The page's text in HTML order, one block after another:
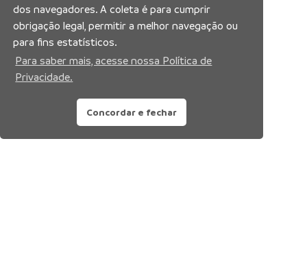
dos navegadores. A coleta é para cumprir
obrigação legal, permitir a melhor navegação ou
para fins estatísticos.
Para saber mais, acesse nossa Política de
Privacidade.
Concordar e fechar